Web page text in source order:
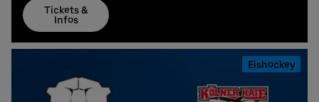
Tickets &
Infos
Eishockey